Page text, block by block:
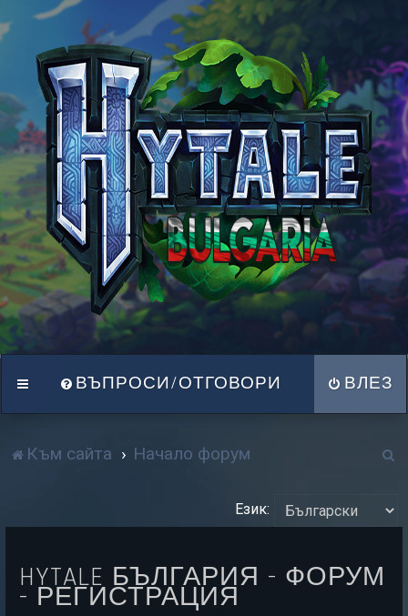
ВЪПРОСИ/ОТГОВОРИ ВЛЕЗ
Към сайта Начало форум
с
Език:
HYTALE БЪЛГАРИЯ - ФОРУМ
- РЕГИСТРАЦИЯ